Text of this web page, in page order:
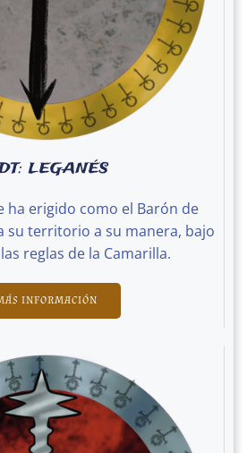
LEGANÉS
ha erigido como el Barón de
su territorio a su manera, bajo
reglas de la Camarilla.
INFORMACIÓN